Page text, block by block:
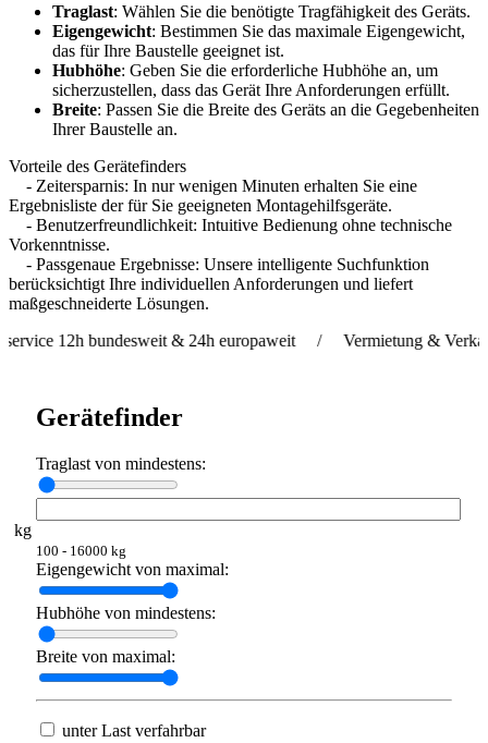
Traglast: Wählen Sie die benötigte Tragfähigkeit des Geräts.
Eigengewicht: Bestimmen Sie das maximale Eigengewicht,
das für Ihre Baustelle geeignet ist.
Hubhöhe: Geben Sie die erforderliche Hubhöhe an, um
sicherzustellen, dass das Gerät Ihre Anforderungen erfüllt.
Breite: Passen Sie die Breite des Geräts an die Gegebenheiten
Ihrer Baustelle an.
Vorteile des Gerätefinders
- Zeitersparnis: In nur wenigen Minuten erhalten Sie eine
Ergebnisliste der für Sie geeigneten Montagehilfsgeräte.
- Benutzerfreundlichkeit: Intuitive Bedienung ohne technische
Vorkenntnisse.
- Passgenaue Ergebnisse: Unsere intelligente Suchfunktion
berücksichtigt Ihre individuellen Anforderungen und liefert
maßgeschneiderte Lösungen.
bundesweit & 24h europaweit / Vermietung & Verkauf
Gerätefinder
Traglast von mindestens:
kg
100 - 16000 kg
Eigengewicht von maximal:
Hubhöhe von mindestens:
Breite von maximal:
unter Last verfahrbar